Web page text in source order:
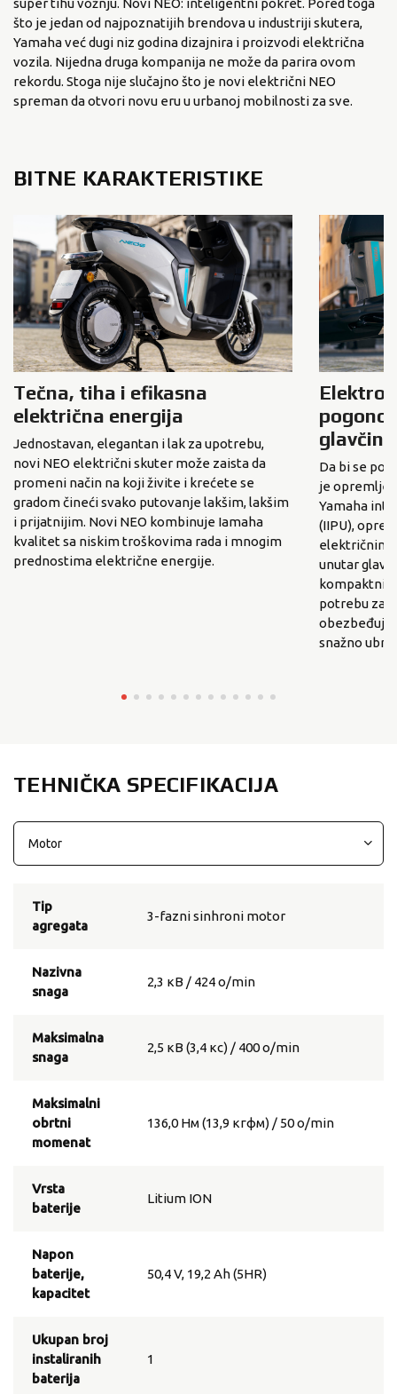
što je jedan od najpoznatijih brendova u industriji skutera,
Yamaha već dugi niz godina dizajnira i proizvodi električna
vozila. Nijedna druga kompanija ne može da parira ovom
rekordu. Stoga nije slučajno što je novi električni NEO
spreman da otvori novu eru u urbanoj mobilnosti za sve.
BITNE KARAKTERISTIKE
Tečna, tiha i efikasna
električna energija
Jednostavan, elegantan i lak za upotrebu,
novi NEO električni skuter može zaista da
promeni način na koji živite i krećete se
gradom čineći svako putovanje lakšim, lakšim
i prijatnijim. Novi NEO kombinuje Iamaha
kvalitet sa niskim troškovima rada i mnogim
prednostima električne energije.
glavčinu
Da bi se
je
Yamaha
(IIPU),
električnim
unutar
kompaktni
potrebu za
obezbeđuje
snažno
TEHNIČKA SPECIFIKACIJA
Tip
agregata
3-fazni sinhroni motor
Nazivna
snaga
2,3 кВ / 424 о/min
Maksimalna
snaga
2,5 кВ (3,4 кс) / 400 о/min
Maksimalni
obrtni
momenat
136,0 Нм (13,9 кгфм) / 50 о/min
Vrsta
baterije
Litium ION
Napon
baterije,
kapacitet
50,4 V, 19,2 Аh (5HR)
Ukupan broj
instaliranih
baterija
1